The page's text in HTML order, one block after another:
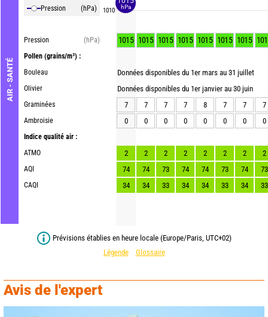
AIR - SANTÉ
Pression (hPa)
Pression
(hPa)
Pollen (grains/m³) :
Bouleau
Olivier
Graminées
Ambroisie
Indice qualité air :
ATMO
AQI
CAQI
1010
1015 1015 1015 1015 1015 1015 1015
Données disponibles du 1er mars au 31 juillet
Données disponibles du 1er janvier au 30 juin
7
7 7 7 8 7 7
7
0
0 0 0 0 0 0 0
2 2 2 2 2 2 2
2
74
74 73 74 74 73 74
73
34
34 33 34 34 33 34 33
Prévisions établies en heure locale (Europe/Paris, UTC+02)
Légende
Glossaire
Avis de l'expert
hPa